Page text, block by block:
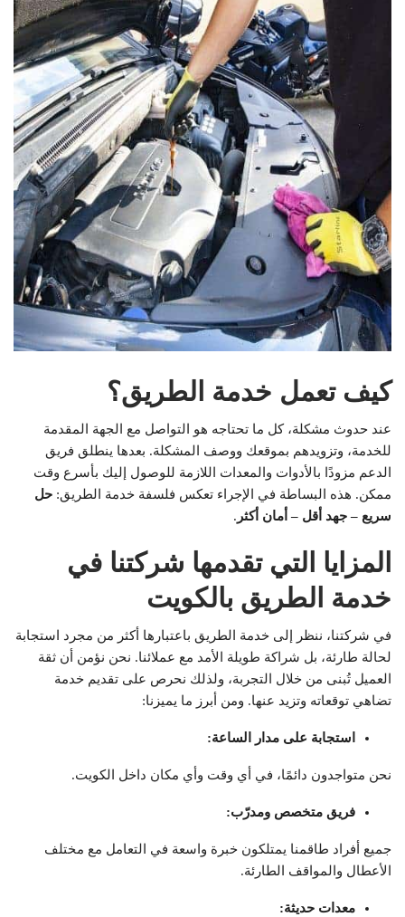
كيف تعمل خدمة الطريق؟
عند حدوث مشكلة، كل ما تحتاجه هو التواصل مع الجهة المقدمة
للخدمة، وتزويدهم بموقعك ووصف المشكلة. بعدها ينطلق فريق
الدعم مزودًا بالأدوات والمعدات اللازمة للوصول إليك بأسرع وقت
ممكن. هذه البساطة في الإجراء تعكس فلسفة خدمة الطريق: حل
سريع – جهد أقل – أمان أكثر .
المزايا التي تقدمها شركتنا في
خدمة الطريق بالكويت
في شركتنا، ننظر إلى خدمة الطريق باعتبارها أكثر من مجرد استجابة
لحالة طارئة، بل شراكة طويلة الأمد مع عملائنا. نحن نؤمن أن ثقة
العميل تُبنى من خلال التجربة، ولذلك نحرص على تقديم خدمة
تضاهي توقعاته وتزيد عنها. ومن أبرز ما يميزنا:
استجابة على مدار الساعة:
نحن متواجدون دائمًا، في أي وقت وأي مكان داخل الكويت.
فريق متخصص ومدرّب:
جميع أفراد طاقمنا يمتلكون خبرة واسعة في التعامل مع مختلف
الأعطال والمواقف الطارئة.
معدات حديثة: